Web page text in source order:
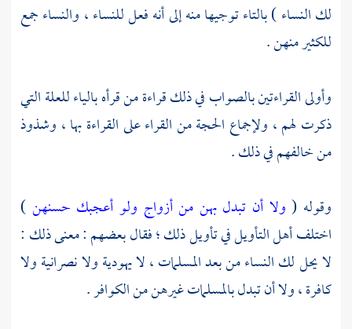
لك النساء ) بالتاء توجيها منه إلى أنه فعل للنساء ، والنساء جمع
للكثير منهن .
وأولى القراءتين بالصواب في ذلك قراءة من قرأه بالياء للعلة التي
ذكرت لهم ، ولإجماع الحجة من القراء على القراءة بها ، وشذوذ
من خالفهم في ذلك .
وقوله ( ولا أن تبدل بهن من أزواج ولو أعجبك حسنهن )
اختلف أهل التأويل في تأويل ذلك ؛ فقال بعضهم : معنى ذلك :
لا يحل لك النساء من بعد المسلمات ، لا يهودية ولا نصرانية ولا
كافرة ، ولا أن تبدل بالمسلمات غيرهن من الكوافر .